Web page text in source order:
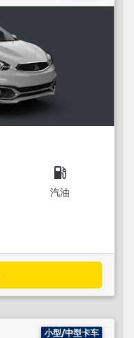
local_gas_station
汽油
小型/中型卡车